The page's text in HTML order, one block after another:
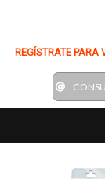
REGÍSTRATE PARA